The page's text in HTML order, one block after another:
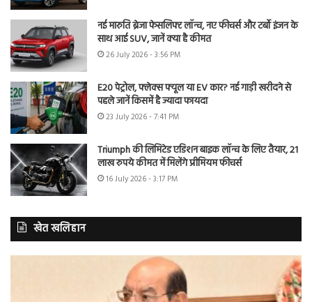
नई मारुति ब्रेजा फेसलिफ्ट लॉन्च, नए फीचर्स और टर्बो इंजन के
साथ आई SUV, जानें क्या है कीमत
26 July 2026 - 3:56 PM
E20 पेट्रोल, फ्लेक्स फ्यूल या EV कार? नई गाड़ी खरीदने से
पहले जानें किसमें है ज्यादा फायदा
23 July 2026 - 7:41 PM
Triumph की लिमिटेड एडिशन बाइक लॉन्च के लिए तैयार, 21
लाख रुपये कीमत में मिलेंगे प्रीमियम फीचर्स
16 July 2026 - 3:17 PM
खेत खलिहान